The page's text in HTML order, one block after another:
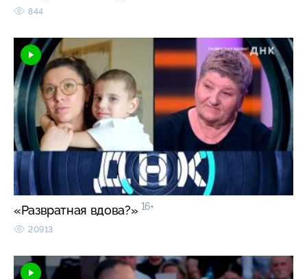
844
«Развратная вдова?» 16+
20913